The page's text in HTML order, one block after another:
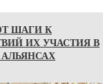
ШАГИ К
ИХ УЧАСТИЯ В